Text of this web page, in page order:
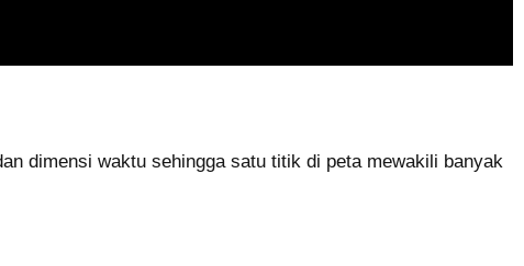
dimensi waktu sehingga satu titik di peta mewakili banyak